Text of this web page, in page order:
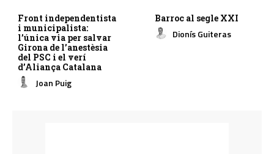
Front independentista
i municipalista:
l’única via per salvar
Girona de l’anestèsia
del PSC i el verí
d’Aliança Catalana
Joan Puig
Barroc al segle XXI
Dionís Guiteras